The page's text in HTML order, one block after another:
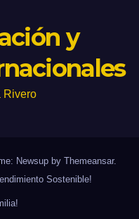
y
Rivero
Newsup by Themeansar.
Sostenible!